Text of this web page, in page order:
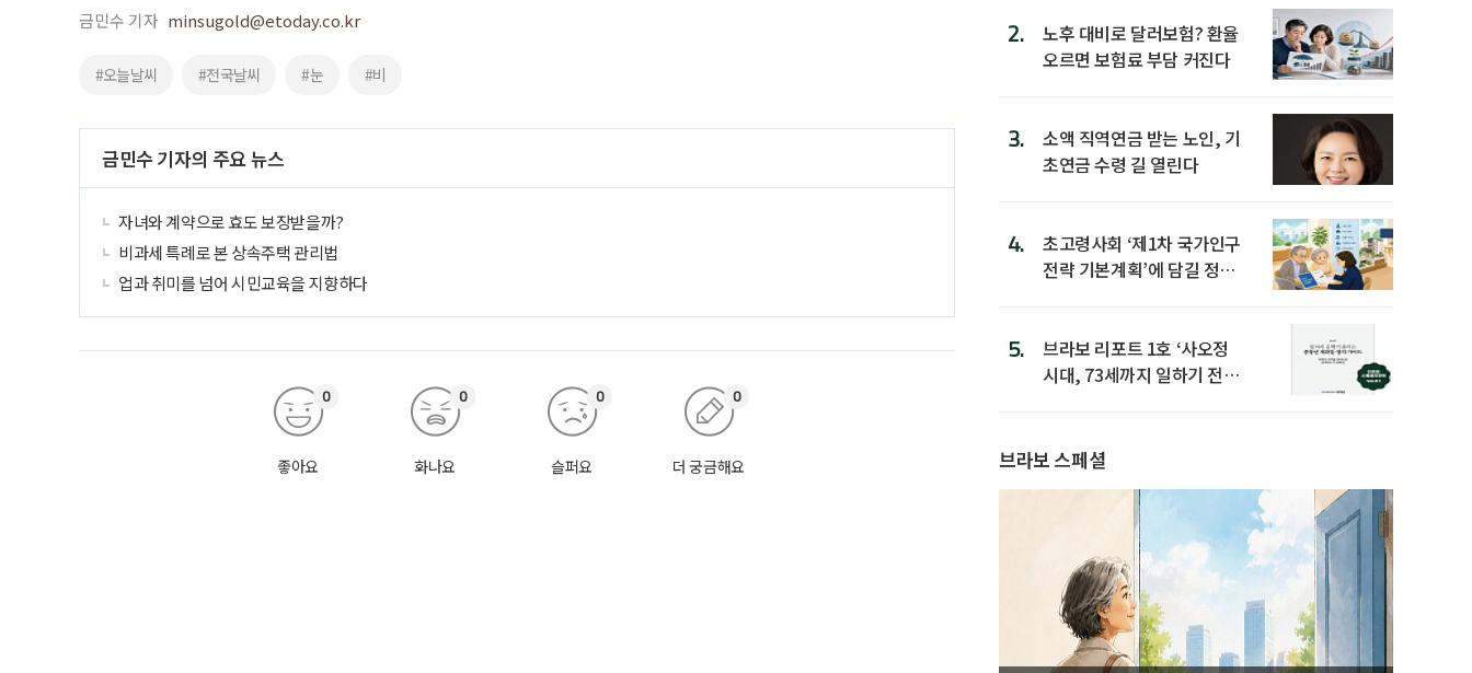
금민수 기자 minsugold@etoday.co.kr
#오늘날씨 #전국날씨 #눈 #비
금민수 기자의 주요 뉴스
자녀와 계약으로 효도 보장받을까?
비과세 특례로 본 상속주택 관리법
업과 취미를 넘어 시민교육을 지향하다
좋아요
0
화나요
0
슬퍼요
0
더 궁금해요
0
2.
노후 대비로 달러보험? 환율
오르면 보험료 부담 커진다
3.
소액 직역연금 받는 노인, 기
초연금 수령 길 열린다
4.
초고령사회 ‘제1차 국가인구
전략 기본계획’에 담길 정책
5.
브라보 리포트 1호 ‘사오정
시대, 73세까지 일하기 전략’
브라보 스페셜